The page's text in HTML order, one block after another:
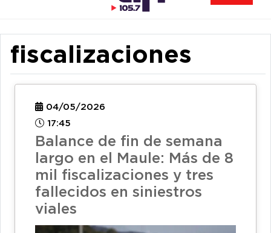
fiscalizaciones
04/05/2026
17:45
Balance de fin de semana
largo en el Maule: Más de 8
mil fiscalizaciones y tres
fallecidos en siniestros
viales